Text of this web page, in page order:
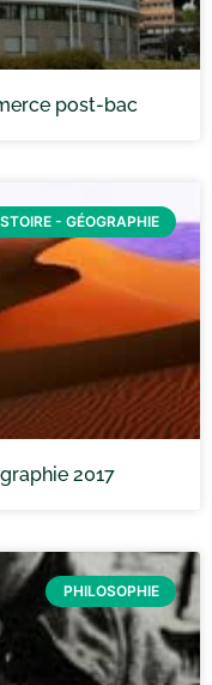
post-bac
- GÉOGRAPHIE
2017
PHILOSOPHIE